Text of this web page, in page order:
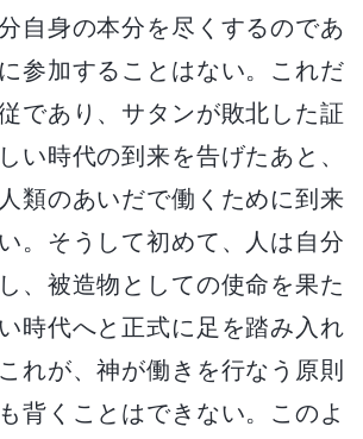
自身の本分を尽くするのであ
参加することはない。これだ
であり、サタンが敗北した証
い時代の到来を告げたあと、
類のあいだで働くために到来
。そうして初めて、人は自分
、被造物としての使命を果た
時代へと正式に足を踏み入れ
れが、神が働きを行なう原則
背くことはできない。このよ